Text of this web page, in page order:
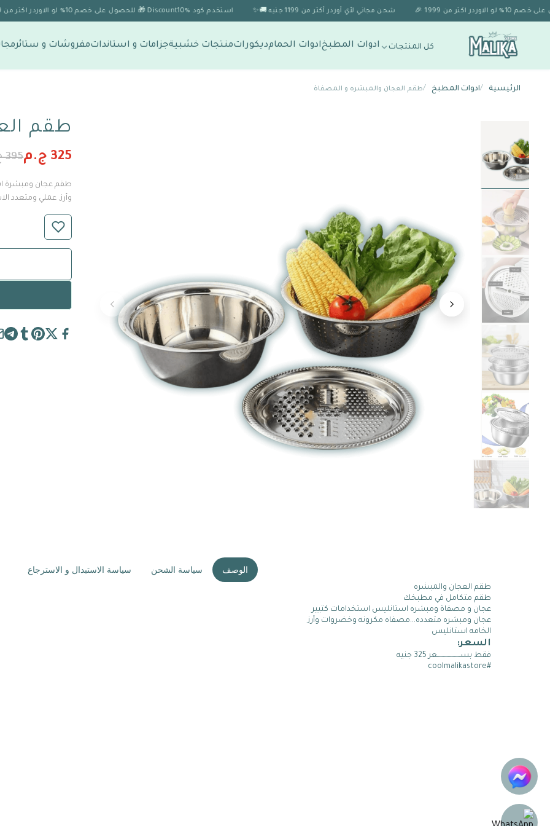
استخدم كود Discount10% 🎁 للحصول على خصم 10% لو الاوردر اكتر من 1999 🎉 شحن مجاني لأي أوردر أكتر من 1199 جنيه 🚚✨
كل المنتجات ادوات المطبخادوات الحمامديكوراتمنتجات خشبيةجزامات و استانداتمفروشات و ستائر
الرئيسية /ادوات المطبخ /طقم العجان والمبشره و المصفاة
طقم
325 ج.م 395 ج.م
طقم عجان ومبشرة
وأرز. عملي ومتعدد
الوصف سياسة الشحن سياسة الاستبدال و الاسترجاع
طقم العجان والمبشره
طقم متكامل في مطبخك
عجان و مصفاة ومبشره استانليس استخدامات كتيير
عجان ومبشره متعدده...مصفاه مكرونه وخضروات وأرز
الخامه استانليس
السعر:
فقط بســـــــــــــــــــعر 325 جنيه
#coolmalikastore